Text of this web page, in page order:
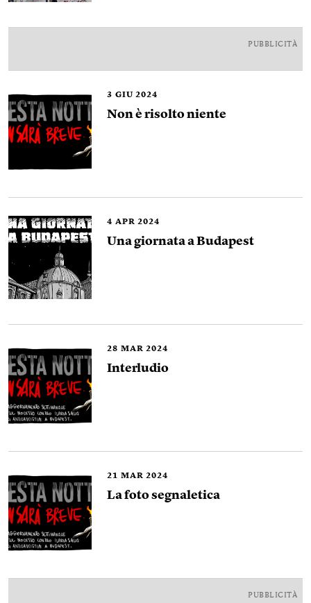
PUBBLICITÀ
3 GIU 2024
Non è risolto niente
4 APR 2024
Una giornata a Budapest
28 MAR 2024
Interludio
21 MAR 2024
La foto segnaletica
PUBBLICITÀ